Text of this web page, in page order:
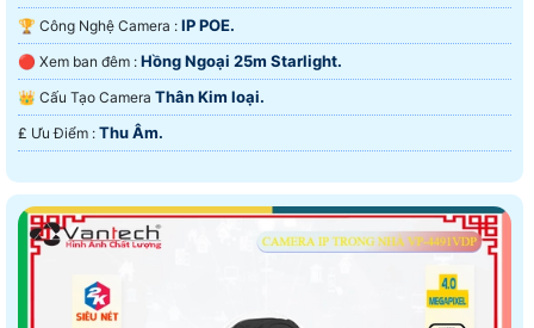
🏆 Công Nghệ Camera : IP POE.
🔴 Xem ban đêm : Hồng Ngoại 25m Starlight.
👑 Cấu Tạo Camera Thân Kim loại.
️₤ Ưu Điểm : Thu Âm.